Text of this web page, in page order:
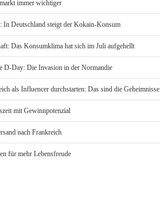
immer wichtiger
In Deutschland steigt der Kokain-Konsum
Das Konsumklima hat sich im Juli aufgehellt
D-Day: Die Invasion in der Normandie
als Influencer durchstarten: Das sind die Geheimnisse
mit Gewinnpotenzial
nach Frankreich
für mehr Lebensfreude